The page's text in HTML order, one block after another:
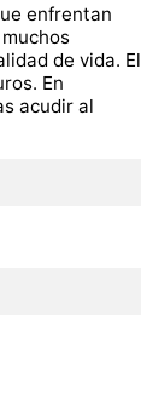
enfrentan
de vida. El
En
acudir al